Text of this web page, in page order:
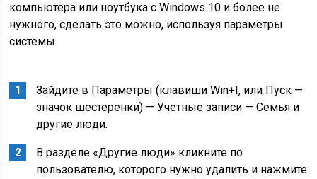
компьютера или ноутбука с Windows 10 и более не
нужного, сделать это можно, используя параметры
системы.
Зайдите в Параметры (клавиши Win+I, или Пуск —
значок шестеренки) — Учетные записи — Семья и
другие люди.
В разделе «Другие люди» кликните по
пользователю, которого нужно удалить и нажмите